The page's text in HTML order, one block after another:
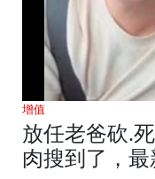
增值
放任老爸砍.
肉搜到了，